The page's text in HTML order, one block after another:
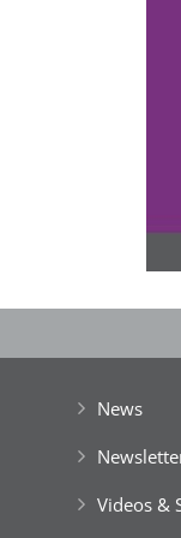
'Schlafnester
News
Videos &